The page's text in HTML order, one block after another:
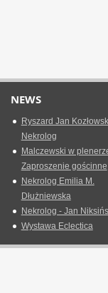
NEWS
Ryszard Jan
Nekrolog
Malczewski w
Zaproszenie gościnne
Nekrolog Emilia M.
Dłużniewska
Nekrolog - Jan
Wystawa Eclectica